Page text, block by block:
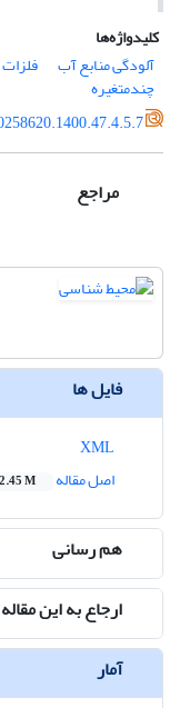
کلیدواژه‌ها
آلودگی منابع آب
چندمتغیره
مراجع
فایل ها
اصل مقاله
2.45 M
هم رسانی
ارجاع به این مقاله
آمار